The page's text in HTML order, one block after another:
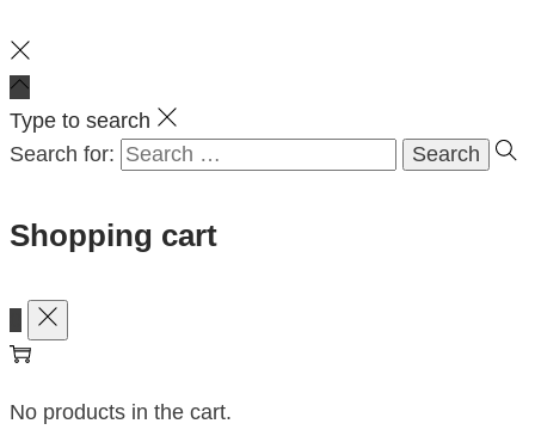
Type to search
Search for:
Shopping cart
No products in the cart.